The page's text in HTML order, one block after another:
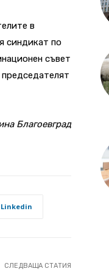
в
синдикат по
съвет
Благоевград
Linkedin
СЛЕДВАЩА СТАТИЯ